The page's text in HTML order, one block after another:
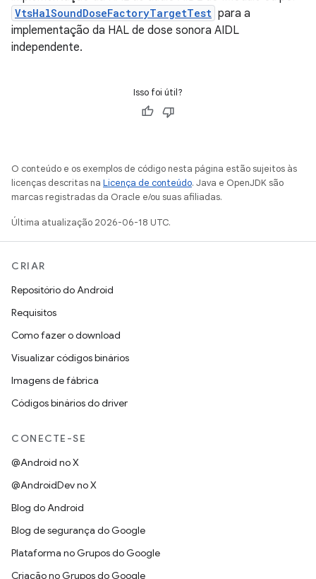
VtsHalSoundDoseFactoryTargetTest para a
implementação da HAL de dose sonora AIDL
independente.
Isso foi útil?
O conteúdo e os exemplos de código nesta página estão sujeitos às
licenças descritas na Licença de conteúdo. Java e OpenJDK são
marcas registradas da Oracle e/ou suas afiliadas.
Última atualização 2026-06-18 UTC.
CRIAR
Repositório do Android
Requisitos
Como fazer o download
Visualizar códigos binários
Imagens de fábrica
Códigos binários do driver
CONECTE-SE
@Android no X
@AndroidDev no X
Blog do Android
Blog de segurança do Google
Plataforma no Grupos do Google
Criação no Grupos do Google